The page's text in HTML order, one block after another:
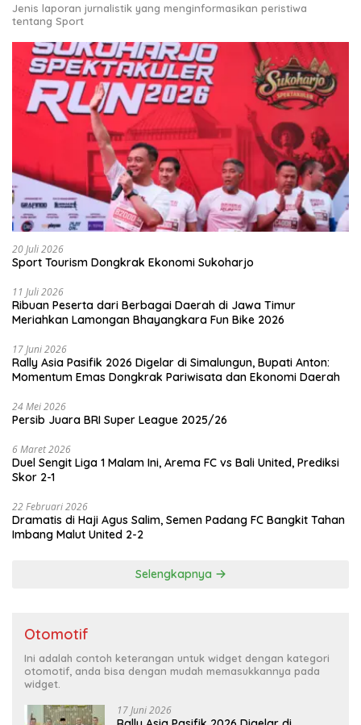
Jenis laporan jurnalistik yang menginformasikan peristiwa
tentang Sport
20 Juli 2026
Sport Tourism Dongkrak Ekonomi Sukoharjo
11 Juli 2026
Ribuan Peserta dari Berbagai Daerah di Jawa Timur
Meriahkan Lamongan Bhayangkara Fun Bike 2026
17 Juni 2026
Rally Asia Pasifik 2026 Digelar di Simalungun, Bupati Anton:
Momentum Emas Dongkrak Pariwisata dan Ekonomi Daerah
24 Mei 2026
Persib Juara BRI Super League 2025/26
6 Maret 2026
Duel Sengit Liga 1 Malam Ini, Arema FC vs Bali United, Prediksi
Skor 2-1
22 Februari 2026
Dramatis di Haji Agus Salim, Semen Padang FC Bangkit Tahan
Imbang Malut United 2-2
Selengkapnya
Otomotif
Ini adalah contoh keterangan untuk widget dengan kategori
otomotif, anda bisa dengan mudah memasukkannya pada
widget.
17 Juni 2026